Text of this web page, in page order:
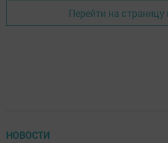
Перейти на страницу
НОВОСТИ